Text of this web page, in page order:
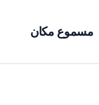
مسموع مكان